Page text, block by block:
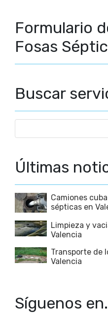
Formulario
Fosas
Buscar
Últimas
Camiones
sépticas en
Limpieza y
Valencia
Transporte de
Valencia
Síguenos